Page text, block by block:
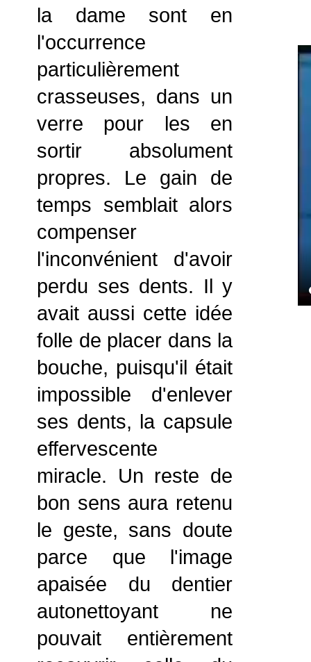
la dame sont en
l'occurrence
particulièrement
crasseuses, dans un
verre pour les en
sortir absolument
propres. Le gain de
temps semblait alors
compenser
l'inconvénient d'avoir
perdu ses dents. Il y
avait aussi cette idée
folle de placer dans la
bouche, puisqu'il était
impossible d'enlever
ses dents, la capsule
effervescente
miracle. Un reste de
bon sens aura retenu
le geste, sans doute
parce que l'image
apaisée du dentier
autonettoyant ne
pouvait entièrement